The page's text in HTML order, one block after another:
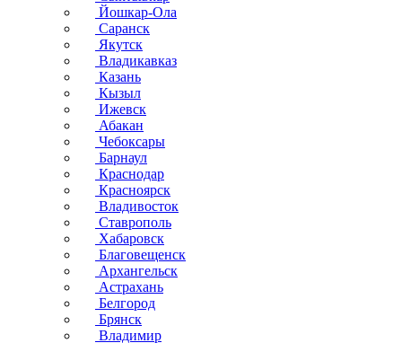
Йошкар-Ола
Саранск
Якутск
Владикавказ
Казань
Кызыл
Ижевск
Абакан
Чебоксары
Барнаул
Краснодар
Красноярск
Владивосток
Ставрополь
Хабаровск
Благовещенск
Архангельск
Астрахань
Белгород
Брянск
Владимир